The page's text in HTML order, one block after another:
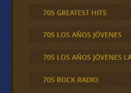
70S GREATEST HITS
70S LOS AÑOS JÓVENES
70S LOS AÑOS JÓVENES
70S ROCK RADIO